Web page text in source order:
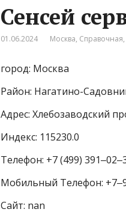
Сенсей
01.06.2024 Москва, Справочная,
город: Москва
Район: Нагатино-
Адрес: Хлебозаводский
Индекс: 115230.0
Телефон: +7 (499)
Мобильный Телефон:
Сайт: nan